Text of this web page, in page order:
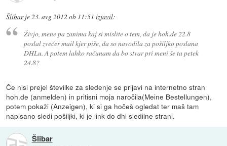
Šlibarje23. avg 2012 ob 11:51 izjavil:
Živjo, mene pa zanima kaj si mislite o tem, da je hoh.de 22.8
poslal zvečer mail kjer piše, da so navodila za pošiljko poslana
DHLu. A potem lahko računam da bo stvar pri meni še ta petek
24.8?
Če nisi prejel številke za sledenje se prijavi na internetno stran
hoh.de (anmelden) in pritisni moja naročila(Meine Bestellungen),
potem pokaži (Anzeigen), ki si ga hočeš ogledat ter maš tam
napisano sledi pošiljki, ki je link do dhl sledilne strani.
Šlibar